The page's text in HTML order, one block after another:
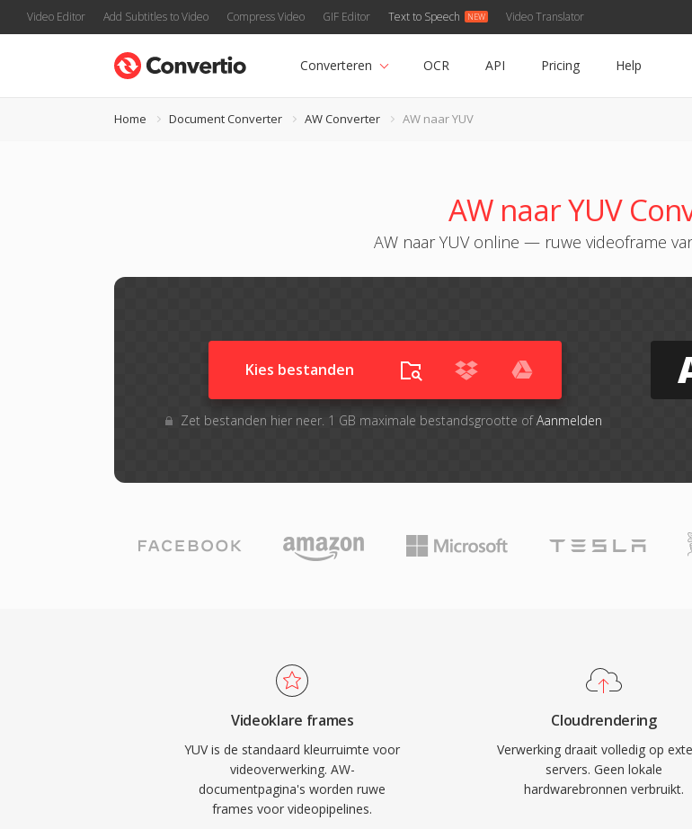
Video Editor Add Subtitles to Video Compress Video GIF Editor Text to Speech Video Translator
Converteren OCR API Pricing Help
Home Document Converter AW Converter AW naar YUV
AW naar YUV
AW naar YUV online — ruwe videoframe
Kies bestanden
Zet bestanden hier neer. 1 GB maximale bestandsgrootte ofAanmelden
Videoklare frames
YUV is de standaard kleurruimte voor
videoverwerking. AW-
documentpagina's worden ruwe
frames voor videopipelines.
Cloudrendering
Verwerking draait volledig op
servers. Geen lokale
hardwarebronnen verbruikt.